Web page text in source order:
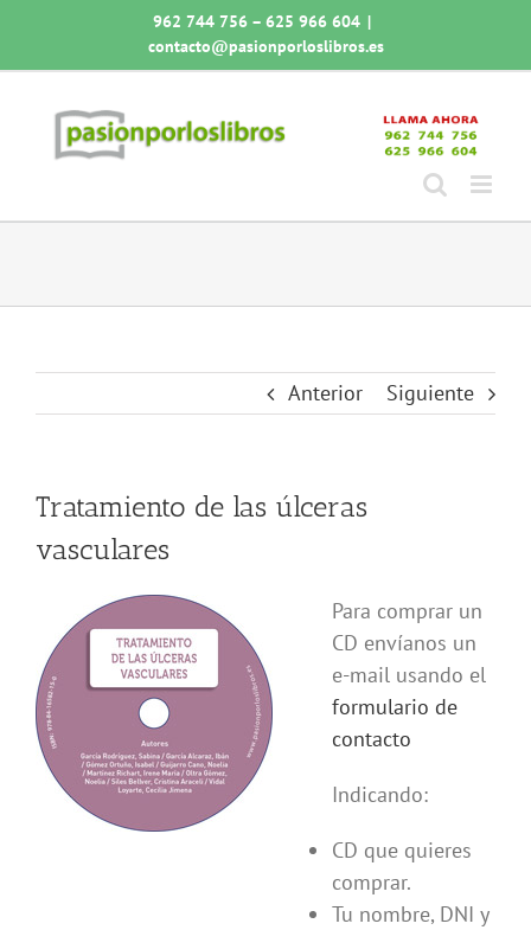
contenido
962 744 756 – 625 966 604 |
contacto@pasionporloslibros.es
Anterior Siguiente
Tratamiento de las úlceras
vasculares
Para comprar un
CD envíanos un
e-mail usando el
formulario de
contacto
Indicando:
CD que quieres
comprar.
Tu nombre, DNI y